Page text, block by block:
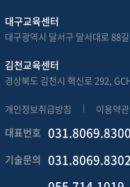
대구교육센터
대구광역시 달서구 달서대로 88
김천교육센터
경상북도 김천시 혁신로 292,
개인정보취급방침 이용약관
대표번호 031.8069.8300
기술문의 031.8069.8302